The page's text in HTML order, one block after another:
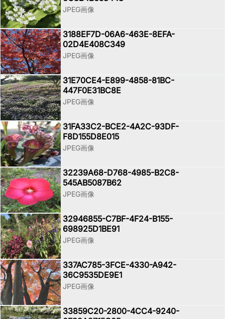
JPEG画像
3188EF7D-06A6-463E-8EFA-
02D4E408C349
JPEG画像
31E70CE4-E899-4858-81BC-
447F0E31BC8E
JPEG画像
31FA33C2-BCE2-4A2C-93DF-
F8D155D8E015
JPEG画像
32239A68-D768-4985-B2C8-
545AB5087B62
JPEG画像
32946855-C7BF-4F24-B155-
698925D1BE91
JPEG画像
337AC785-3FCE-4330-A942-
36C9535DE9E1
JPEG画像
33859C20-2800-4CC4-9240-